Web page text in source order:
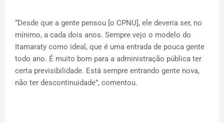
“Desde que a gente pensou [o CPNU], ele deveria ser, no
mínimo, a cada dois anos. Sempre vejo o modelo do
Itamaraty como ideal, que é uma entrada de pouca gente
todo ano. É muito bom para a administração pública ter
certa previsibilidade. Está sempre entrando gente nova,
não ter descontinuidade”, comentou.